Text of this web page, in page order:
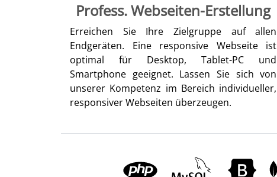
Profess. Webseiten-Erstellung
Erreichen Sie Ihre Zielgruppe auf allen
Endgeräten. Eine responsive Webseite ist
optimal für Desktop, Tablet-PC und
Smartphone geeignet. Lassen Sie sich von
unserer Kompetenz im Bereich individueller,
responsiver Webseiten überzeugen.